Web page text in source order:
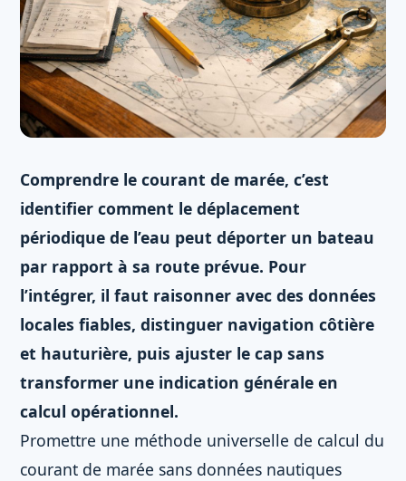
Comprendre le courant de marée, c’est
identifier comment le déplacement
périodique de l’eau peut déporter un bateau
par rapport à sa route prévue. Pour
l’intégrer, il faut raisonner avec des données
locales fiables, distinguer navigation côtière
et hauturière, puis ajuster le cap sans
transformer une indication générale en
calcul opérationnel.
Promettre une méthode universelle de calcul du
courant de marée sans données nautiques